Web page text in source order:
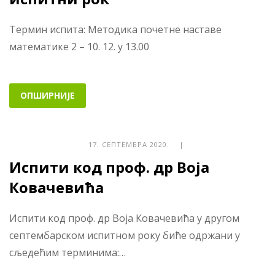
Термин испита: Методика почетне наставе
математике 2 – 10. 12. у 13.00
ОПШИРНИЈЕ
17. СЕПТЕМБРА 2020. |
Испити код проф. др Воја
Ковачевића
Испити код проф. др Воја Ковачевића у другом
септембарском испитном року биће одржани у
сљедећим терминима:…